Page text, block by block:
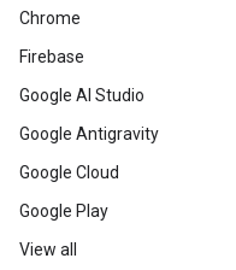
Chrome
Firebase
Google AI Studio
Google Antigravity
Google Cloud
Google Play
View all